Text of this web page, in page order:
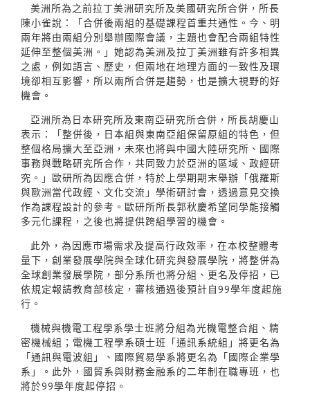
美洲所為之前拉丁美洲研究所及美國研究所合併，所長
陳小雀說：「合併後兩組的基礎課程首重共通性。今、明
兩年將由兩組分別舉辦國際會議，主題也會配合兩組特性
延伸至整個美洲。」她認為美洲及拉丁美洲雖有許多相異
之處，例如語言、歷史，但兩地在地理方面的一致性及環
境卻相互影響，所以兩所合併是趨勢，也是擴大視野的好
機會。
亞洲所為日本研究所及東南亞研究所合併，所長胡慶山
表示：「整併後，日本組與東南亞組保留原組的特色，但
整個格局擴大至亞洲，未來也將與中國大陸研究所、國際
事務與戰略研究所合作，共同致力於亞洲的區域、政經研
究。」歐研所為因應合併，特於上學期期末舉辦「俄羅斯
與歐洲當代政經、文化交流」學術研討會，透過意見交換
作為課程設計的參考。歐研所所長郭秋慶希望同學能接觸
多元化課程，之後也將提供跨組學習的機會。
此外，為因應市場需求及提高行政效率，在本校整體考
量下，創業發展學院與全球化研究與發展學院，將整併為
全球創業發展學院，部分系所也將分組、更名及停招，已
依規定報請教育部核定，審核通過後預計自99學年度起施
行。
機械與機電工程學系學士班將分組為光機電整合組、精
密機械組；電機工程學系碩士班「通訊系統組」將更名為
「通訊與電波組」、國際貿易學系將更名為「國際企業學
系」。此外，國貿系與財務金融系的二年制在職專班，也
將於99學年度起停招。